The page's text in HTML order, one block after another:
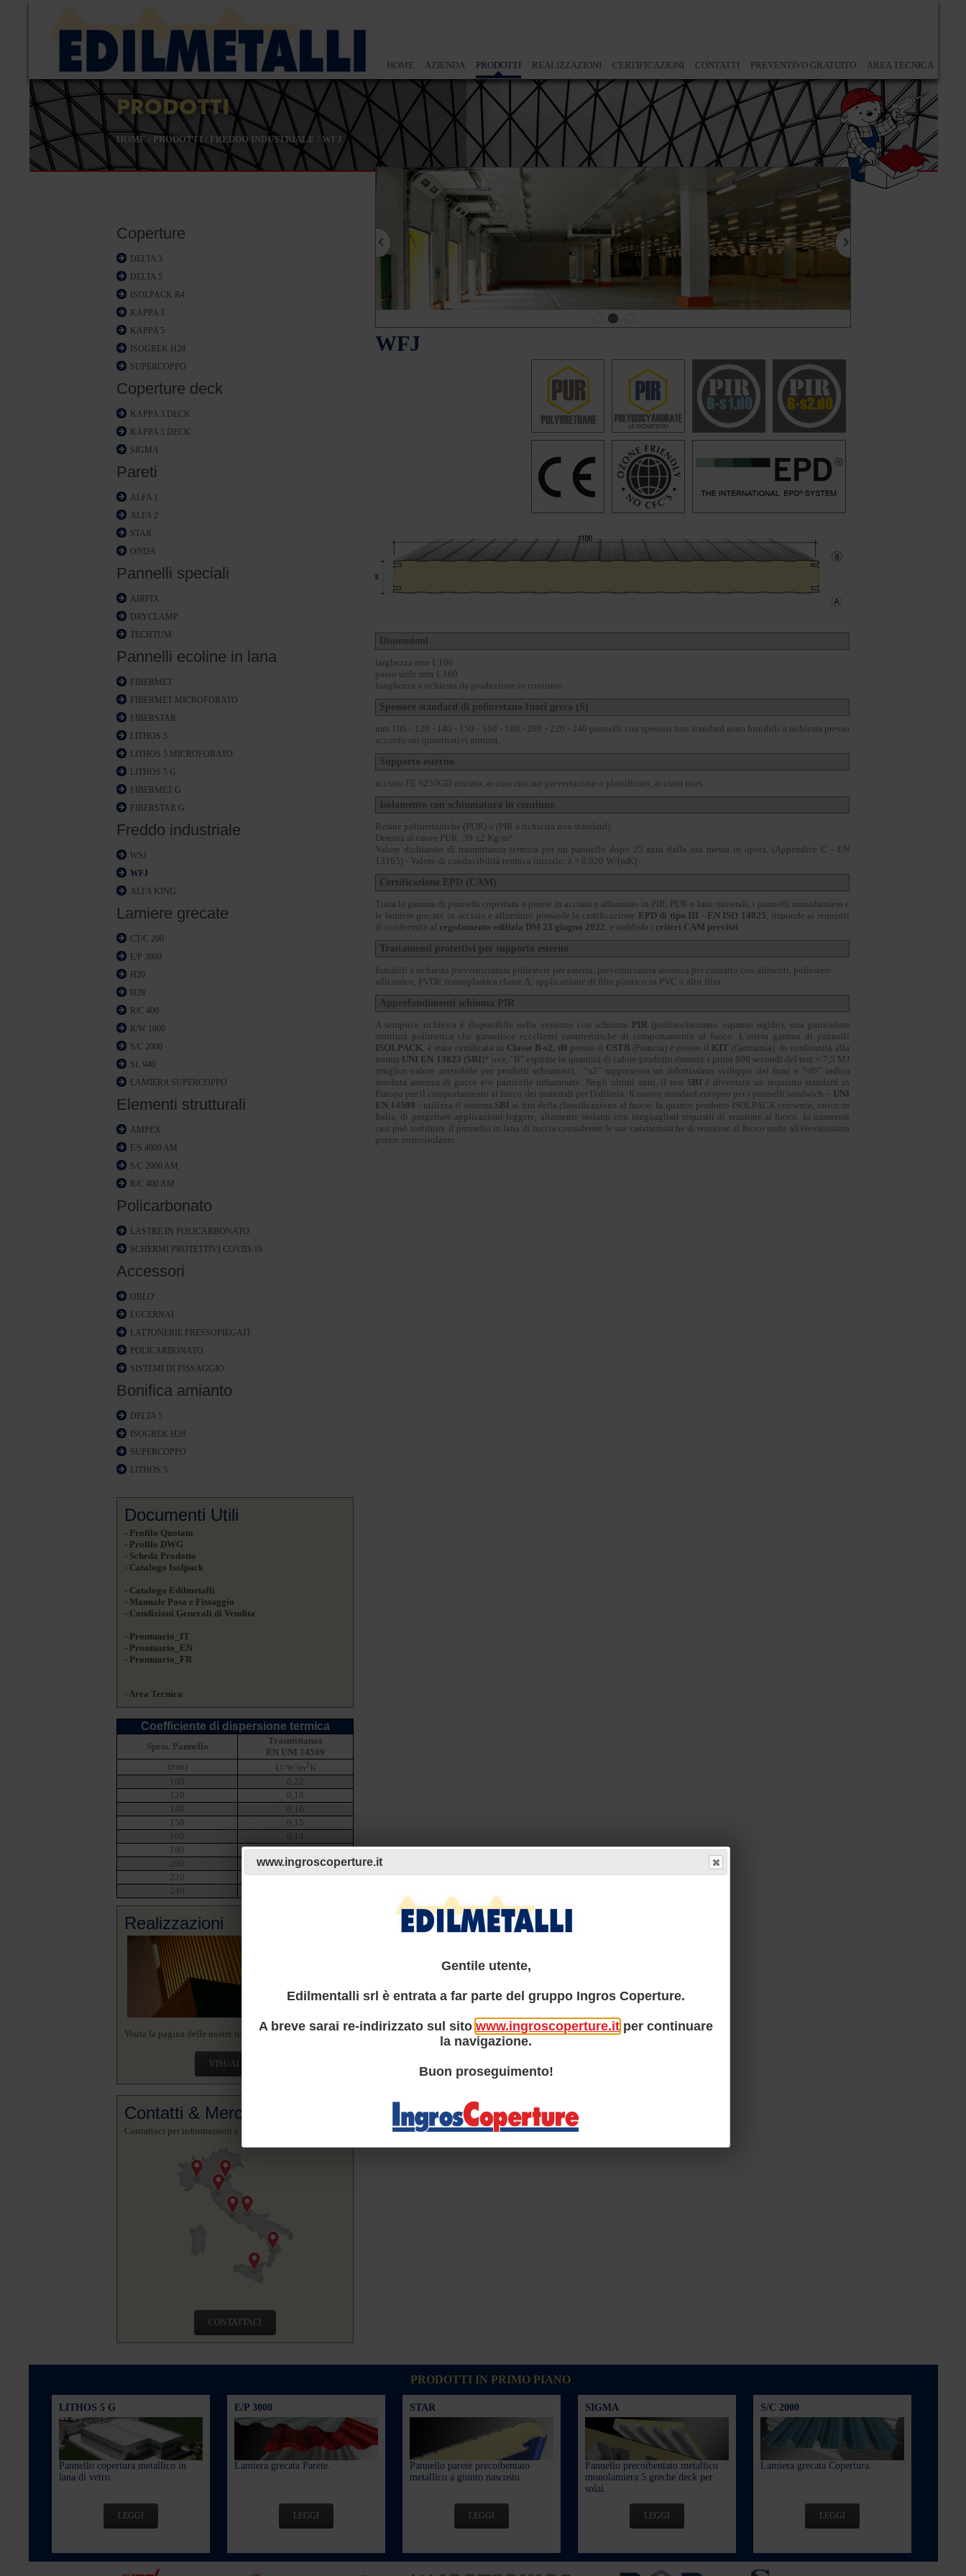
HOME AZIENDA PRODOTTI REALIZZAZIONI CERTIFICAZIONI CONTATTI PREVENTIVO GRATUITO AREA TECNICA
PRODOTTI
HOME/ PRODOTTI / FREDDO INDUSTRIALE / WFJ
Coperture
DELTA 3
DELTA 5
ISOLPACK R4
KAPPA 3
KAPPA 5
ISOGREK H28
SUPERCOPPO
Coperture deck
KAPPA 3 DECK
KAPPA 5 DECK
SIGMA
Pareti
ALFA 1
ALFA 2
STAR
ONDA
Pannelli speciali
AIRFIX
DRYCLAMP
TECHTUM
Pannelli ecoline in lana
FIBERMET
FIBERMET MICROFORATO
FIBERSTAR
LITHOS 5
LITHOS 5 MICROFORATO
LITHOS 5 G
FIBERMET G
FIBERSTAR G
Freddo industriale
WSJ
WFJ
ALFA KING
Lamiere grecate
CT/C 200
E/P 3000
H20
H28
R/C 400
R/W 1000
S/C 2000
SL 940
LAMIERA SUPERCOPPO
Elementi strutturali
AMPEX
E/S 4000 AM
S/C 2000 AM
R/C 400 AM
Policarbonato
LASTRE IN POLICARBONATO
SCHERMI PROTETTIVI COVID-19
Accessori
OBLO'
LUCERNAI
LATTONERIE PRESSOPIEGATI
POLICARBONATO
SISTEMI DI FISSAGGIO
Bonifica amianto
DELTA 5
ISOGREK H28
SUPERCOPPO
LITHOS 5
Documenti Utili
- Profilo Quotato
- Profilo DWG
- Scheda Prodotto
- Catalogo Isolpack
- Catalogo Edilmetalli
- Manuale Posa e Fissaggio
- Condizioni Generali di Vendita
- Prontuario_IT
- Prontuario_EN
- Prontuario_FR
- Area Tecnica
Coefficiente di dispersione termica
Spess. Pannello
Trasmittanza
EN UNI 14509
(mm)
U=W/m 2K
100
0,22
120
0,18
140
0,16
150
0,15
160
0,14
180
0,12
200
0,11
220
0,10
240
Realizzazioni
Visita la pagina delle nostre realizzazioni.
VISUALIZZA
Contatti & Mercato
Contattaci per informazioni e richieste.
CONTATTACI
WFJ
Dimensioni
larghezza mm 1.100
passo utile mm 1.160
lunghezza a richiesta da produzione in continuo.
Spessore standard di poliuretano fuori greca (S)
mm 100 - 120 - 140 - 150 - 160 - 180 - 200 - 220 - 240 pannelli con spessori non standard sono fornibili a richiesta previo
accordo sui quantitativi minimi.
Supporto esterno
acciaio FE S250GD zincato, acciao zincato preverniciato o plastificato; acciaio inox.
Isolamento con schiumatura in continuo
Resine poliuretaniche (PUR) o (PIR a richiesta non standard).
Densità al cuore PUR: 39 ±2 Kg/m³
Valore dichiarato di trasmittanza termica per un pannello dopo 25 anni dalla sua messa in opera, (Appendice C - EN
13165) - Valore di conducibilità termica iniziale: λ = 0,020 W/(mK)
Certificazione EPD (CAM)
Tutta la gamma di pannelli copertura e parete in acciaio e alluminio in PIR, PUR e lane minerali, i pannelli monolamiera e
le lamiere grecate in acciaio e alluminio possiede la certificazione EPD di tipo III - EN ISO 14025 , risponde ai requisiti
di conformità al regolamento edilizia DM 23 giugno 2022 , e soddisfa i criteri CAM previsti
Trattamenti protettivi per supporto esterno
fornibili a richiesta preverniciatura poliestere per esterni, preverniciatura atossica per contatto con alimenti, poliestere
siliconico, PVDF, termoplastica classe A; applicazione di film plastico in PVC o altri film.
Approfondimenti schiuma PIR
A semplice richiesta è disponibile nella versione con schiuma PIR (poliisocianurato espanso rigido), una particolare
struttura polimerica che garantisce eccellenti caratteristiche di comportamento al fuoco. L'intera gamma di pannelli
ISOLPACK
, è stata certificata in Classe B-s2, d0 presso il CSTB (Francia) e presso il KIT (Germania) in conformità alla
norma UNI EN 13823 (SBI )* ove, "B" esprime la quantità di calore prodotto durante i primi 600 secondi del test < 7,5 MJ
(miglior valore ottenibile per prodotti schiumati); “s2” rappresenta un ridottissimo sviluppo dei fumi e “d0” indica
assoluta assenza di gocce e/o particelle infiammate. Negli ultimi anni, il test SBI è diventato un requisito standard in
Europa per il comportamento al fuoco dei materiali per l'edilizia. Il nuovo standard europeo per i pannelli sandwich – UNI
EN 14509 - utilizza il sistema SBI ai fini della classificazione al fuoco. In quanto prodotto ISOLPACK consente, unico in
Italia, di progettare applicazioni leggere, altamente isolanti con ineguagliati requisiti di reazione al fuoco. In numerosi
casi può sostituire il pannello in lana di roccia considerate le sue caratteristiche di reazione al fuoco unite all'elevatissimo
potere termoisolante.
PRODOTTI IN PRIMO PIANO
LITHOS 5 G
Pannello copertura metallico in
lana di vetro.
LEGGI
E/P 3000
Lamiera grecata Parete.
LEGGI
STAR
Pannello parete precoibentato
metallico a giunto nascosto.
LEGGI
SIGMA
Pannello precoibentato metallico
monolamiera 5 greche deck per
solai.
LEGGI
S/C 2000
Lamiera grecata Copertura.
LEGGI
www.ingroscoperture.it
Gentile utente,
Edilmentalli srl è entrata a far parte del gruppo Ingros Coperture.
A breve sarai re-indirizzato sul sitowww.ingroscoperture.it per continuare
la navigazione.
Buon proseguimento!